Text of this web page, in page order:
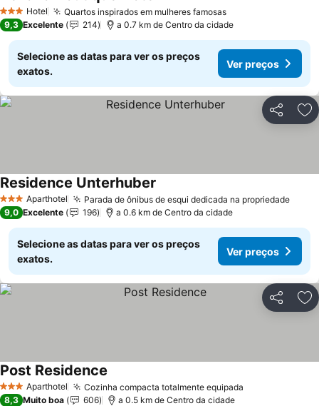
3 EstrelasHotel Quartos inspirados em mulheres famosas
9,3 Excelente 214 a 0.7 km de Centro da cidade
Selecione as datas para ver os preços
exatos.
Ver preços
Partilhar
3 EstrelasAparthotel Parada de ônibus de esqui dedicada na propriedade
Residence Unterhuber
9,0 Excelente 196 a 0.6 km de Centro da cidade
Selecione as datas para ver os preços
exatos.
Ver preços
Partilhar
3 EstrelasAparthotel Cozinha compacta totalmente equipada
Post Residence
8,3 Muito boa 606 a 0.5 km de Centro da cidade